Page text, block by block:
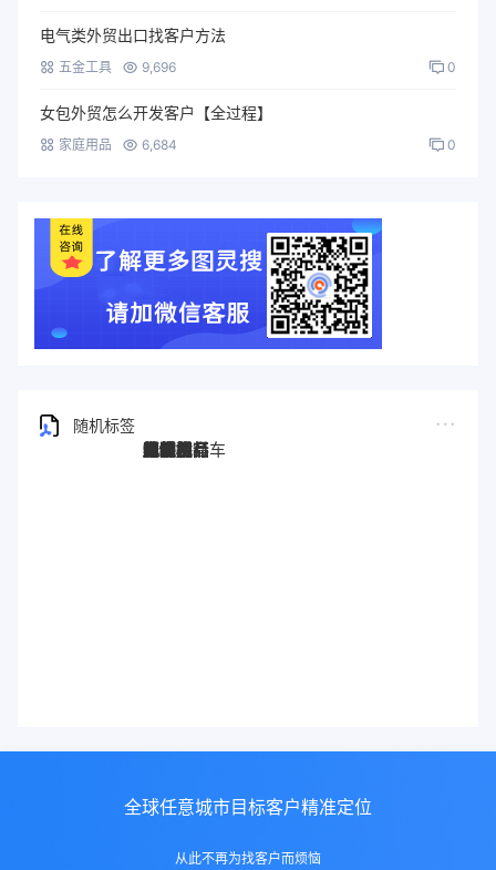
电气类外贸出口找客户方法
五金工具 9,696 0
女包外贸怎么开发客户【全过程】
家庭用品 6,684 0
随机标签
图灵搜
电子秤
劳保手套
压缩机
宠物用品
纸袋
塑料袋
箱包
圣诞树
电子烟
集装箱
沙发
户外用品
美容用品
红酒
电动自行车
服装
母婴用品
石材
壁纸
建筑材料
全球任意城市目标客户精准定位
从此不再为找客户而烦恼